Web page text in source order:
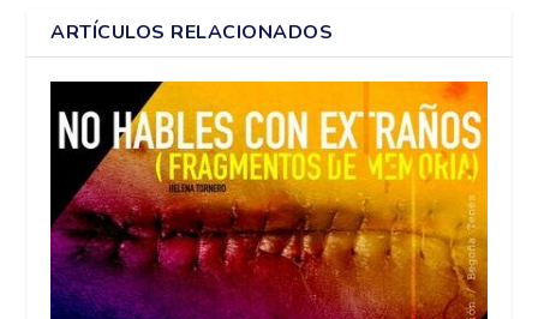
ARTÍCULOS RELACIONADOS